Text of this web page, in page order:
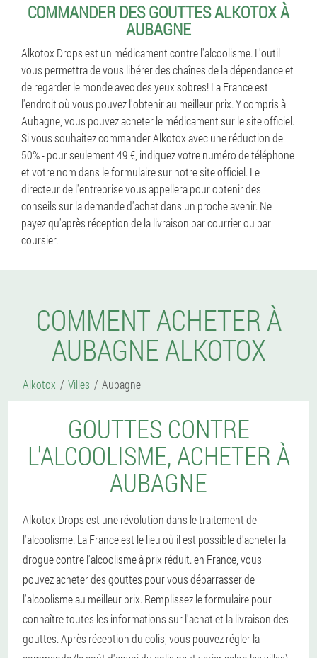
COMMANDER DES GOUTTES ALKOTOX À
AUBAGNE
Alkotox Drops est un médicament contre l'alcoolisme. L'outil
vous permettra de vous libérer des chaînes de la dépendance et
de regarder le monde avec des yeux sobres! La France est
l'endroit où vous pouvez l'obtenir au meilleur prix. Y compris à
Aubagne, vous pouvez acheter le médicament sur le site officiel.
Si vous souhaitez commander Alkotox avec une réduction de
50% - pour seulement 49 €, indiquez votre numéro de téléphone
et votre nom dans le formulaire sur notre site officiel. Le
directeur de l'entreprise vous appellera pour obtenir des
conseils sur la demande d'achat dans un proche avenir. Ne
payez qu'après réception de la livraison par courrier ou par
coursier.
COMMENT ACHETER À
AUBAGNE ALKOTOX
Alkotox Villes Aubagne
GOUTTES CONTRE
L'ALCOOLISME, ACHETER À
AUBAGNE
Alkotox Drops est une révolution dans le traitement de
l'alcoolisme. La France est le lieu où il est possible d'acheter la
drogue contre l'alcoolisme à prix réduit. en France, vous
pouvez acheter des gouttes pour vous débarrasser de
l'alcoolisme au meilleur prix. Remplissez le formulaire pour
connaître toutes les informations sur l'achat et la livraison des
gouttes. Après réception du colis, vous pouvez régler la